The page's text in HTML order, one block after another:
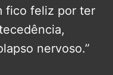
fico feliz por ter
nervoso.”